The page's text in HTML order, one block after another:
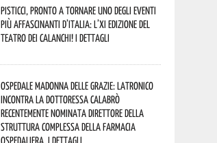
Pisticci, pronto a tornare uno degli eventi
più affascinanti d’Italia: l’XI edizione del
Teatro dei Calanchi! I dettagli
Ospedale Madonna delle Grazie: Latronico
incontra la dottoressa Calabrò
recentemente nominata Direttore della
Struttura Complessa della Farmacia
Ospedaliera. I dettagli